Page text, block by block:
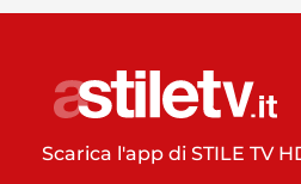
Scarica l'app di STILE TV